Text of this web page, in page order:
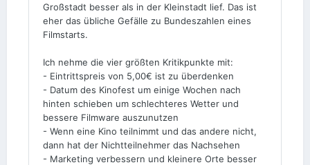
Großstadt besser als in der Kleinstadt lief. Das ist
eher das übliche Gefälle zu Bundeszahlen eines
Filmstarts.
Ich nehme die vier größten Kritikpunkte mit:
- Eintrittspreis von 5,00€ ist zu überdenken
- Datum des Kinofest um einige Wochen nach
hinten schieben um schlechteres Wetter und
bessere Filmware auszunutzen
- Wenn eine Kino teilnimmt und das andere nicht,
dann hat der Nichtteilnehmer das Nachsehen
- Marketing verbessern und kleinere Orte besser